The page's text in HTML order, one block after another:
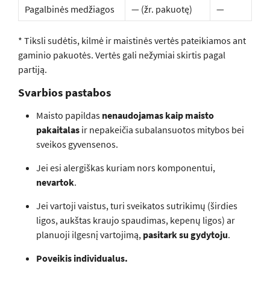
Pagalbinės medžiagos
— (žr. pakuotę) —
* Tiksli sudėtis, kilmė ir maistinės vertės pateikiamos ant
gaminio pakuotės. Vertės gali nežymiai skirtis pagal
partiją.
Svarbios pastabos
Maisto papildas nenaudojamas kaip maisto
pakaitalas ir nepakeičia subalansuotos mitybos bei
sveikos gyvensenos.
Jei esi alergiškas kuriam nors komponentui,
nevartok.
Jei vartoji vaistus, turi sveikatos sutrikimų (širdies
ligos, aukštas kraujo spaudimas, kepenų ligos) ar
planuoji ilgesnį vartojimą, pasitark su gydytoju.
Poveikis individualus.